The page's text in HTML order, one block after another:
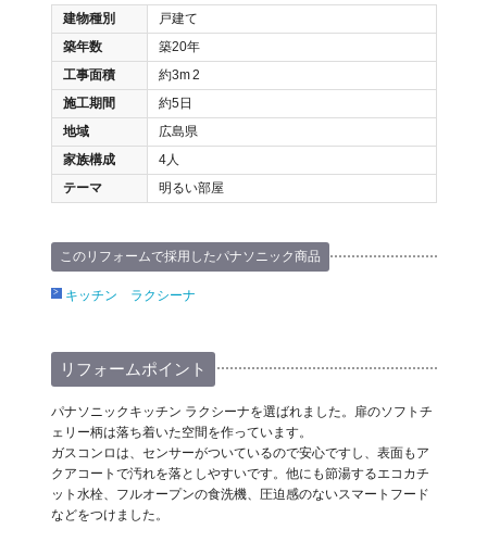
建物種別
戸建て
築年数
築20年
工事面積
約3m2
施工期間
約5日
地域
広島県
家族構成
4人
テーマ
明るい部屋
このリフォームで採用したパナソニック商品
キッチン ラクシーナ
リフォームポイント
パナソニックキッチン ラクシーナを選ばれました。扉のソフトチ
ェリー柄は落ち着いた空間を作っています。
ガスコンロは、センサーがついているので安心ですし、表面もア
クアコートで汚れを落としやすいです。他にも節湯するエコカチ
ット水栓、フルオープンの食洗機、圧迫感のないスマートフード
などをつけました。